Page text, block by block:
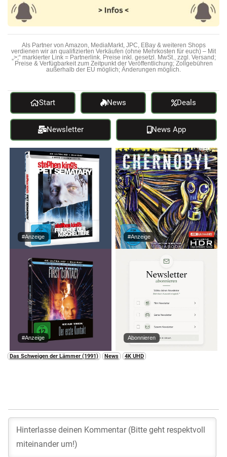
Als Partner von Amazon, MediaMarkt, JPC, EBay & weiteren Shops
verdienen wir an qualifizierten Verkäufen (ohne Mehrkosten für euch) – Mit
„>;“ markierter Link = Partnerlink. Preise inkl. gesetzl. MwSt., zzgl. Versand;
Preise & Verfügbarkeit zum Zeitpunkt der Veröffentlichung; Zollgebühren
außerhalb der EU möglich; Änderungen möglich.
Start News Deals
Newsletter News App
#Anzeige #Anzeige
#Anzeige Abonnieren
Das Schweigen der Lämmer (1991) News 4K UHD